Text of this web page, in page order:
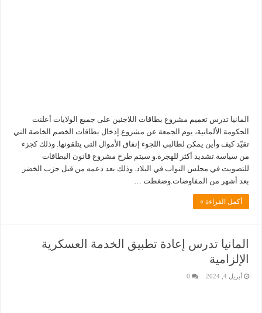
المانيا تدرس تعميم مشروع بطاقات اللاجئين على جميع الولايات أعلنت
الحكومة الألمانية، يوم الجمعة عن مشروع إدخال بطاقات الخصم الخاصة التي
تقيّد كيف وأين يمكن لطالبي اللجوء إنفاق الأموال التي يتلقونها. وذلك كجزء
من سياسة تشديد أكثر للهجرة.و سيتم طرح مشروع قانون البطاقات
للتصويت في مجلس النواب في البلاد. وذلك بعد دعمه من قبل حزب الخضر
بعد أشهر من المفاوضات.وضغطت …
أكمل القراءة »
المانيا تدرس إعادة تطبيق الخدمة العسكرية
الإلزامية
أبريل 4, 2024 0